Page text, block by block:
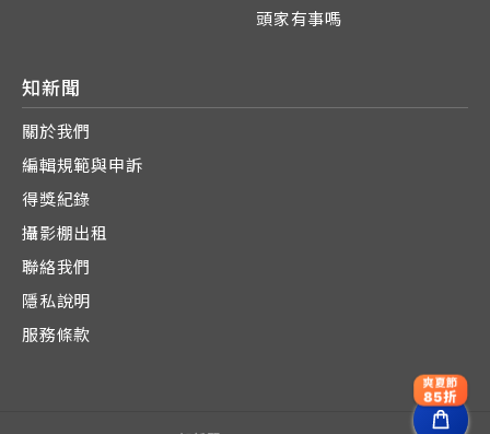
頭家有事嗎
知新聞
關於我們
編輯規範與申訴
得獎紀錄
攝影棚出租
聯絡我們
隱私說明
服務條款
爽夏節
85折